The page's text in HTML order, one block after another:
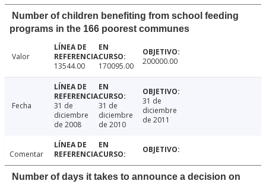
Number of children benefiting from school feeding
programs in the 166 poorest communes
Valor
13544.00
170095.00 200000.00
Fecha
31 de
diciembre
de 2008
31 de
diciembre
de 2010
31 de
diciembre
de 2011
Comentar
Number of days it takes to announce a decision on